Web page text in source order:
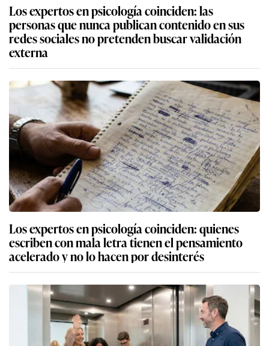
Los expertos en psicología coinciden: las
personas que nunca publican contenido en sus
redes sociales no pretenden buscar validación
externa
Los expertos en psicología coinciden: quienes
escriben con mala letra tienen el pensamiento
acelerado y no lo hacen por desinterés